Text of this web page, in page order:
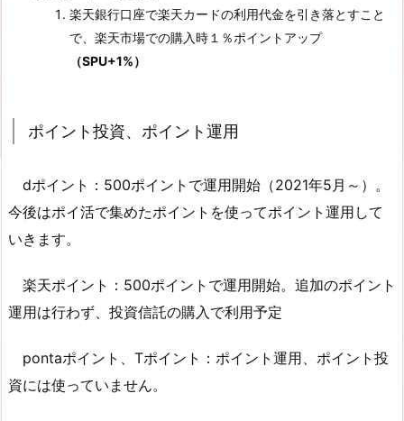
楽天銀行口座で楽天カードの利用代金を引き落とすこと
で、楽天市場での購入時１％ポイントアップ
（SPU+1%）
ポイント投資、ポイント運用
dポイント：500ポイントで運用開始（2021年5月～）。
今後はポイ活で集めたポイントを使ってポイント運用して
いきます。
楽天ポイント：500ポイントで運用開始。追加のポイント
運用は行わず、投資信託の購入で利用予定
pontaポイント、Tポイント：ポイント運用、ポイント投
資には使っていません。